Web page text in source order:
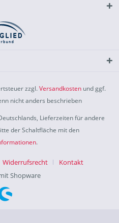
zzgl.Versandkosten und ggf.
nicht anders beschrieben
Lieferzeiten für andere
der Schaltfläche mit den
.
Widerrufsrecht
Kontakt
Shopware